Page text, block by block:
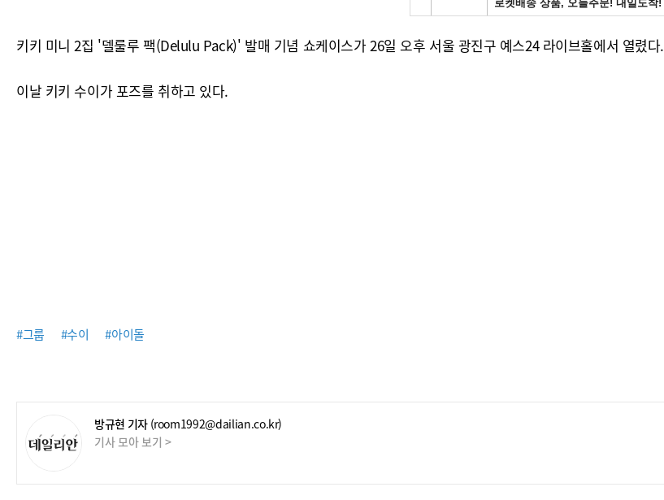
키키 미니 2집 '델룰루 팩(Delulu Pack)' 발매 기념 쇼케이스가 26일 오후 서울 광진구 예스24 라이브홀에서 열렸다.
이날 키키 수이가 포즈를 취하고 있다.
#그룹 #수이 #아이돌
방규현 기자 (room1992@dailian.co.kr)
기사 모아 보기 >